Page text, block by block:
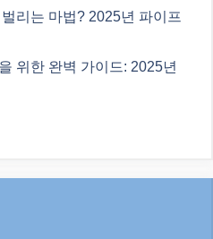
리는 마법? 2025년 파이프
위한 완벽 가이드: 2025년